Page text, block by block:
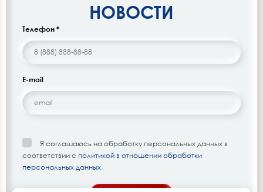
НОВОСТИ
Телефон *
E-mail
Я соглашаюсь на обработку персональных данных в
соответствии с политикой в отношении обработки
персональных данных